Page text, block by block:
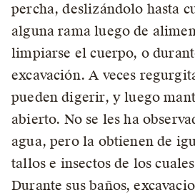
percha, deslizándolo hasta
alguna rama luego de
limpiarse el cuerpo, o
excavación. A veces
pueden digerir, y luego
abierto. No se les ha
agua, pero la obtienen de
tallos e insectos de los
Durante sus baños,